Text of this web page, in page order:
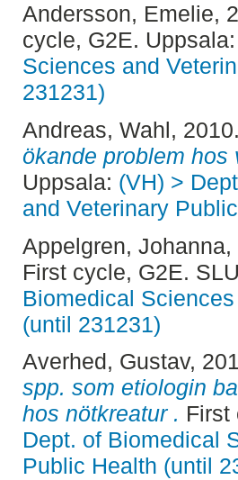
Andersson, Emelie,
cycle, G2E.
Sciences and
231231)
Andreas, Wahl,
ökande problem hos
Uppsala: (VH) >
and Veterinary
Appelgren, Johanna,
First cycle, G2E.
Biomedical
(until 231231)
Averhed, Gustav,
spp. som etiologin
hos nötkreatur . First
Dept. of Biomedical
Public Health (until